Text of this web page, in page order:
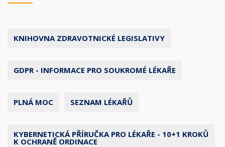
KNIHOVNA ZDRAVOTNICKÉ LEGISLATIVY
GDPR - INFORMACE PRO SOUKROMÉ LÉKAŘE
PLNÁ MOC SEZNAM LÉKAŘŮ
KYBERNETICKÁ PŘÍRUČKA PRO LÉKAŘE - 10+1 KROKŮ
K OCHRANĚ ORDINACE